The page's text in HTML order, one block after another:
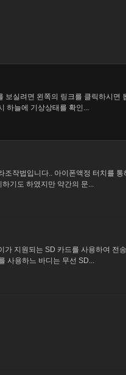
실려면 왼쪽의 링크를 클릭하시면
하늘에 기상상태를 확인...
작법입니다.. 아이폰액정 터치를
기도 하였지만 약간의 문...
지원되는 SD 카드를 사용하여 전
사용하느 바디는 무선 SD...